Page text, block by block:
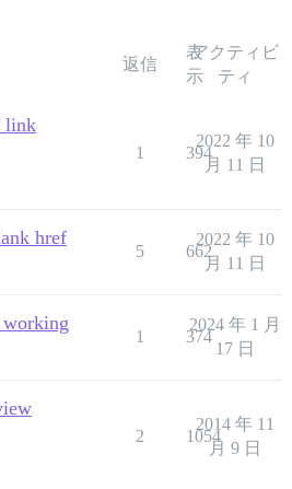
返信
表
示
アクティビ
ティ
link
1 394
2022 年 10
月 11 日
href
5 662
2022 年 10
月 11 日
1 374
2024 年 1 月
17 日
2 1054
2014 年 11
月 9 日